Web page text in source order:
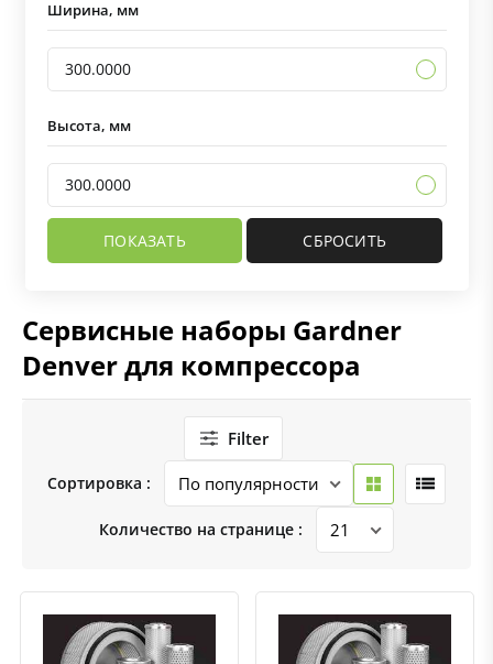
Ширина, мм
300.0000
Высота, мм
300.0000
Сервисные наборы Gardner
Denver для компрессора
Filter
Сортировка :
Количество на странице :